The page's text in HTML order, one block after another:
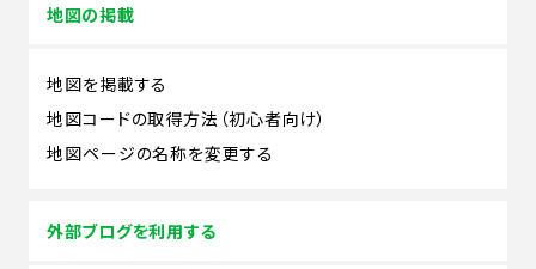
地図の掲載
地図を掲載する
地図コードの取得方法（初心者向け）
地図ページの名称を変更する
外部ブログを利用する